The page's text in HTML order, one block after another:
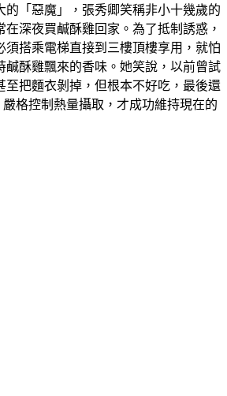
的「惡魔」，張秀卿笑稱非小十幾歲的
深夜買鹹酥雞回家。為了抵制誘惑，
須搭乘電梯直接到三樓頂樓享用，就怕
鹹酥雞飄來的香味。她笑說，以前曾試
至把麵衣剝掉，但根本不好吃，最後還
格控制熱量攝取，才成功維持現在的